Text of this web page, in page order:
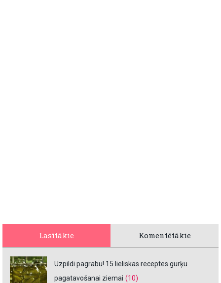
Lasītākie Komentētākie
Uzpildi pagrabu! 15 lieliskas receptes gurķu
pagatavošanai ziemai (10)